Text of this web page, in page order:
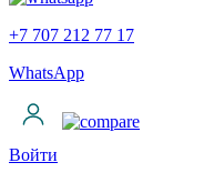
+7 707 212 77 17
WhatsApp
Войти